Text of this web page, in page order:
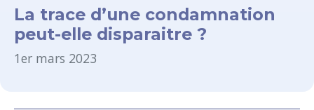
La trace d’une condamnation
peut-elle disparaitre ?
1er mars 2023